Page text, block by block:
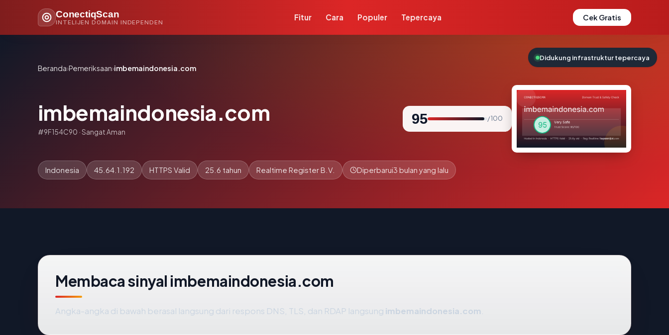
ConectiqScan
INTELIJEN DOMAIN INDEPENDEN
Fitur Cara Populer Tepercaya Cek Gratis
Beranda›Pemeriksaan›imbemaindonesia.com
imbemaindonesia.com
#9F154C90 · Sangat Aman
95 / 100
Indonesia 45.64.1.192 HTTPS Valid 25.6 tahun Realtime Register B.V. Diperbarui3 bulan yang lalu
Membaca sinyal imbemaindonesia.com
Angka-angka di bawah berasal langsung dari respons DNS, TLS, dan RDAP langsung imbemaindonesia.com
Didukung infrastruktur tepercaya